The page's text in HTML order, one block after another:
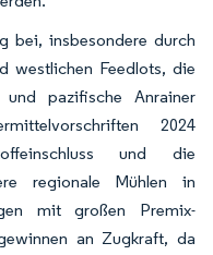
bei, insbesondere durch
westlichen Feedlots, die
pazifische Anrainer
2024
und die
regionale Mühlen in
mit großen Premix-
an Zugkraft, da